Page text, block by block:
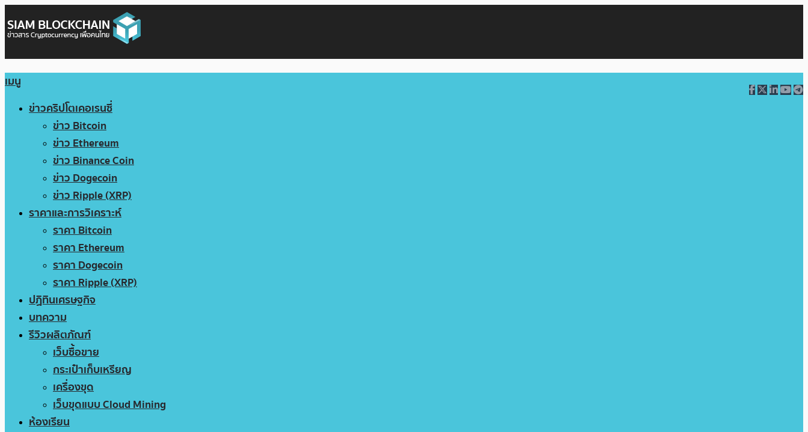
เมนู
ข่าวคริปโตเคอเรนซี่
ข่าว Bitcoin
ข่าว Ethereum
ข่าว Binance Coin
ข่าว Dogecoin
ข่าว Ripple (XRP)
ราคาและการวิเคราะห์
ราคา Bitcoin
ราคา Ethereum
ราคา Dogecoin
ราคา Ripple (XRP)
ปฏิทินเศรษฐกิจ
บทความ
รีวิวผลิตภัณฑ์
เว็บซื้อขาย
กระเป๋าเก็บเหรียญ
เครื่องขุด
เว็บขุดแบบ Cloud Mining
ห้องเรียน